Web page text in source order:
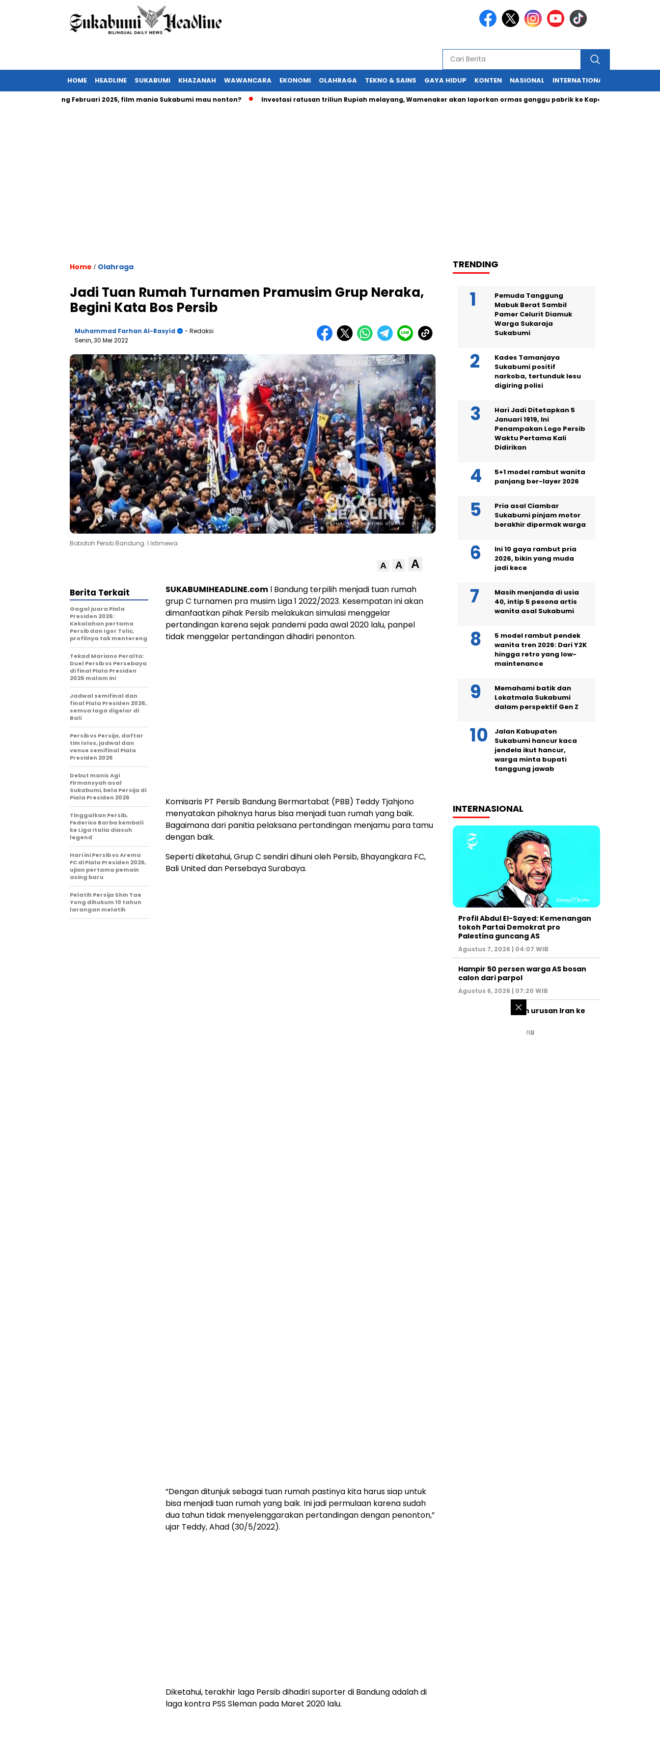
HOME HEADLINE SUKABUMI KHAZANAH WAWANCARA EKONOMI OLAHRAGA TEKNO & SAINS GAYA HIDUP KONTEN NASIONAL INTERNATIONAL
tayang Februari 2025, film mania Sukabumi mau nonton? Investasi ratusan triliun Rupiah melayang, Wamenaker akan laporkan ormas ganggu pabrik ke Kapolri
Home / Olahraga
Jadi Tuan Rumah Turnamen Pramusim Grup Neraka,
Begini Kata Bos Persib
Muhammad Farhan Al-Rasyid
- Redaksi
Senin, 30 Mei 2022
Bobotoh Persib Bandung. l Istimewa
A A A
SUKABUMIHEADLINE.com l Bandung terpilih menjadi tuan rumah
grup C turnamen pra musim Liga 1 2022/2023. Kesempatan ini akan
dimanfaatkan pihak Persib melakukan simulasi menggelar
pertandingan karena sejak pandemi pada awal 2020 lalu, panpel
tidak menggelar pertandingan dihadiri penonton.
Komisaris PT Persib Bandung Bermartabat (PBB) Teddy Tjahjono
menyatakan pihaknya harus bisa menjadi tuan rumah yang baik.
Bagaimana dari panitia pelaksana pertandingan menjamu para tamu
dengan baik.
Seperti diketahui, Grup C sendiri dihuni oleh Persib, Bhayangkara FC,
Bali United dan Persebaya Surabaya.
“Dengan ditunjuk sebagai tuan rumah pastinya kita harus siap untuk
bisa menjadi tuan rumah yang baik. Ini jadi permulaan karena sudah
dua tahun tidak menyelenggarakan pertandingan dengan penonton,”
ujar Teddy, Ahad (30/5/2022).
Diketahui, terakhir laga Persib dihadiri suporter di Bandung adalah di
laga kontra PSS Sleman pada Maret 2020 lalu.
Berita Terkait
Gagal juara Piala
Presiden 2026:
Kekalahan pertama
Persib dan Igor Tolic,
profilnya tak mentereng
Tekad Mariano Peralta:
Duel Persib vs Persebaya
di final Piala Presiden
2026 malam ini
Jadwal semifinal dan
final Piala Presiden 2026,
semua laga digelar di
Bali
Persib vs Persija, daftar
tim lolos, jadwal dan
venue semifinal Piala
Presiden 2026
Debut manis Agi
Firmansyah asal
Sukabumi, bela Persija di
Piala Presiden 2026
Tinggalkan Persib,
Federico Barba kembali
ke Liga Italia diasuh
legend
Hari ini Persib vs Arema
FC di Piala Presiden 2026,
ujian pertama pemain
asing baru
Pelatih Persija Shin Tae
Yong dihukum 10 tahun
larangan melatih
TRENDING
Pemuda Tanggung
Mabuk Berat Sambil
Pamer Celurit Diamuk
Warga Sukaraja
Sukabumi
Kades Tamanjaya
Sukabumi positif
narkoba, tertunduk lesu
digiring polisi
Hari Jadi Ditetapkan 5
Januari 1919, Ini
Penampakan Logo Persib
Waktu Pertama Kali
Didirikan
5+1 model rambut wanita
panjang ber-layer 2026
Pria asal Ciambar
Sukabumi pinjam motor
berakhir dipermak warga
Ini 10 gaya rambut pria
2026, bikin yang muda
jadi kece
Masih menjanda di usia
40, intip 5 pesona artis
wanita asal Sukabumi
5 model rambut pendek
wanita tren 2026: Dari Y2K
hingga retro yang low-
maintenance
Memahami batik dan
Lokatmala Sukabumi
dalam perspektif Gen Z
Jalan Kabupaten
Sukabumi hancur kaca
jendela ikut hancur,
warga minta bupati
tanggung jawab
INTERNASIONAL
Profil Abdul El-Sayed: Kemenangan
tokoh Partai Demokrat pro
Palestina guncang AS
Agustus 7, 2026 | 04:07 WIB
Hampir 50 persen warga AS bosan
calon dari parpol
Agustus 6, 2026 | 07:20 WIB
PM Israel serahkan urusan Iran ke
Juli 31, 2026 | 02:47 WIB